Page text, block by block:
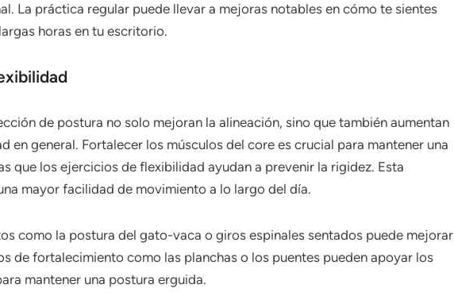
La práctica regular puede llevar a mejoras notables en cómo te sientes
horas en tu escritorio.
de postura no solo mejoran la alineación, sino que también aumentan
en general. Fortalecer los músculos del core es crucial para mantener una
que los ejercicios de flexibilidad ayudan a prevenir la rigidez. Esta
mayor facilidad de movimiento a lo largo del día.
como la postura del gato-vaca o giros espinales sentados puede mejorar
de fortalecimiento como las planchas o los puentes pueden apoyar los
mantener una postura erguida.